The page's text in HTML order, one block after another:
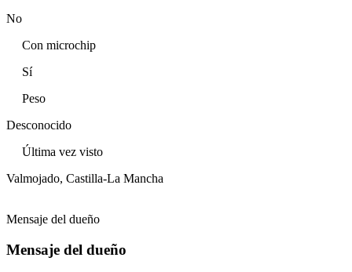
No
Con microchip
Sí
Peso
Desconocido
Última vez visto
Valmojado, Castilla-La Mancha
Mensaje del dueño
Mensaje del dueño